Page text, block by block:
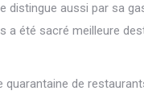
distingue aussi par sa
a été sacré meilleure
de